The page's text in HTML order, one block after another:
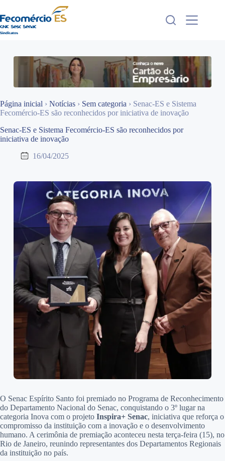
para
o
conteúdo
Página inicial › Notícias › Sem categoria › Senac-ES e Sistema
Fecomércio-ES são reconhecidos por iniciativa de inovação
Senac-ES e Sistema Fecomércio-ES são reconhecidos por
iniciativa de inovação
16/04/2025
O Senac Espírito Santo foi premiado no Programa de Reconhecimento
do Departamento Nacional do Senac, conquistando o 3º lugar na
categoria Inova com o projeto Inspira+ Senac, iniciativa que reforça o
compromisso da instituição com a inovação e o desenvolvimento
humano. A cerimônia de premiação aconteceu nesta terça-feira (15), no
Rio de Janeiro, reunindo representantes dos Departamentos Regionais
da instituição no país.